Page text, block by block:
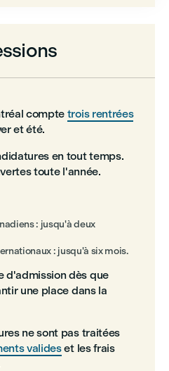
compte trois rentrées
et été.
en tout temps.
toute l'année.
: jusqu'à deux
: jusqu'à six mois.
d'admission dès que
une place dans la
ne sont pas traitées
valideset les frais